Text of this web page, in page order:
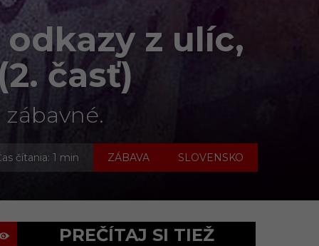
z ulíc,
časť)
čítania: 1 min ZÁBAVA SLOVENSKO
PREČÍTAJ SI TIEŽ